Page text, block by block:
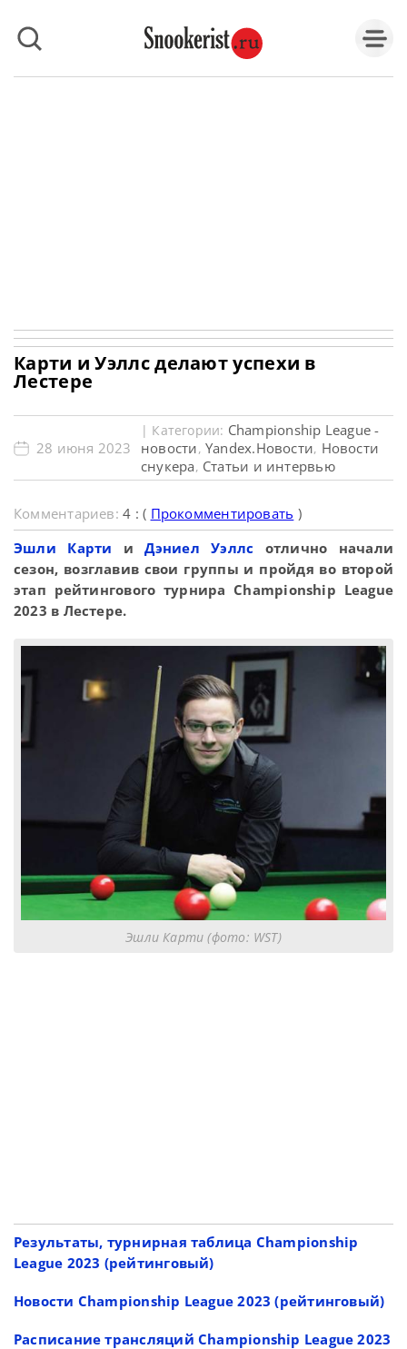
Карти и Уэллс делают успехи в
Лестере
28 июня 2023
| Категории: Championship League -
новости, Yandex.Новости, Новости
снукера, Статьи и интервью
Комментариев:4 : ( Прокомментировать )
Эшли Карти иДэниел Уэллс отлично начали
сезон, возглавив свои группы и пройдя во второй
этап рейтингового турнира Championship League
2023 в Лестере.
Эшли Карти (фото: WST)
Результаты, турнирная таблица Championship
League 2023 (рейтинговый)
Новости Championship League 2023 (рейтинговый)
Расписание трансляций Championship League 2023